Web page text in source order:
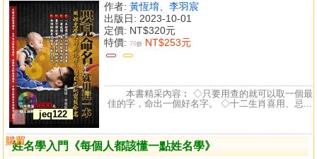
jeq122
作者: 黃恆堉、李羽宸
出版日: 2023-10-01
定價: NT$320元
特價: 79折 NT$253元
本書精采內容︰ ◇只要用查的就可以取一個最
佳的字，命出一個好名字。 ◇十二生肖喜用、忌...
姓名學入門《每個人都該懂一點姓名學》
購買
比較